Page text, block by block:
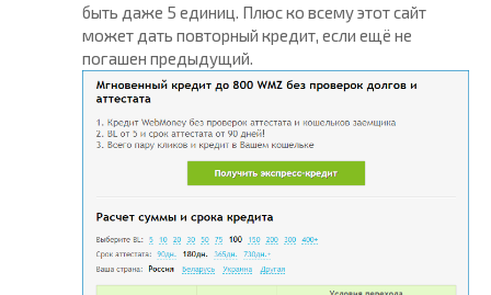
быть даже 5 единиц. Плюс ко всему этот сайт
может дать повторный кредит, если ещё не
погашен предыдущий.